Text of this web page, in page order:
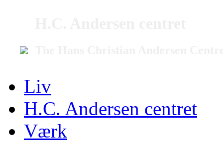
Liv
H.C. Andersen centret
Værk